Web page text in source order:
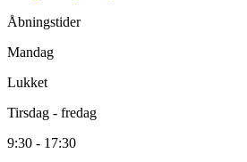
Åbningstider
Mandag
Lukket
Tirsdag - fredag
9:30 - 17:30